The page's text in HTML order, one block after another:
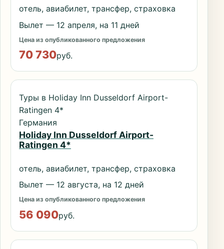
отель, авиабилет, трансфер, страховка
Вылет — 12 апреля, на 11 дней
Цена из опубликованного предложения
70 730руб.
Туры в Holiday Inn Dusseldorf Airport-
Ratingen 4*
Германия
Holiday Inn Dusseldorf Airport-
Ratingen 4*
отель, авиабилет, трансфер, страховка
Вылет — 12 августа, на 12 дней
Цена из опубликованного предложения
56 090руб.